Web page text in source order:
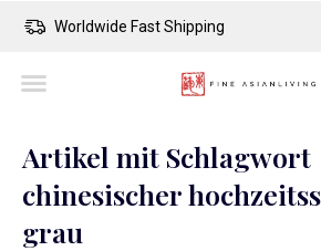
Worldwide Fast Shipping
Artikel mit Schlagwort
chinesischer
grau